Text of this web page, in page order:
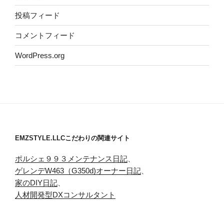
投稿フィード
コメントフィード
WordPress.org
EMZSTYLE.LLCこだわりの関連サイト
ポルシェ９９３メンテナンス日記
ゲレンデW463（G350d)オーナー日記
家のDIY日記
人材開発型DXコンサルタント